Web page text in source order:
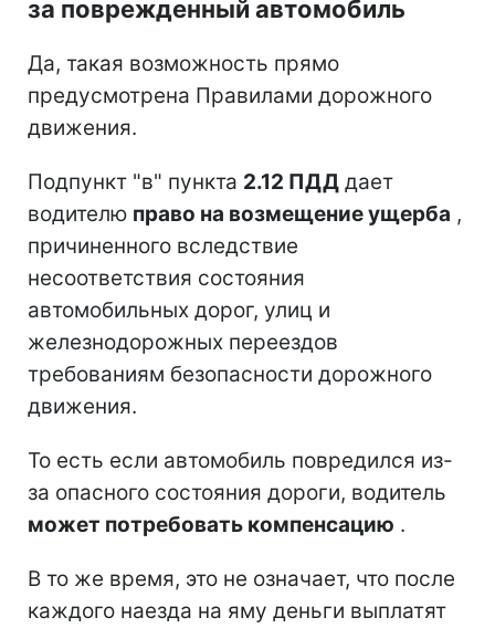
за поврежденный автомобиль
Да, такая возможность прямо
предусмотрена Правилами дорожного
движения.
Подпункт "в" пункта 2.12 ПДД дает
водителю право на возмещение ущерба ,
причиненного вследствие
несоответствия состояния
автомобильных дорог, улиц и
железнодорожных переездов
требованиям безопасности дорожного
движения.
То есть если автомобиль повредился из-
за опасного состояния дороги, водитель
может потребовать компенсацию .
В то же время, это не означает, что после
каждого наезда на яму деньги выплатят